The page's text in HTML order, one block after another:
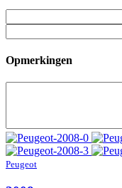
Opmerkingen
Peugeot